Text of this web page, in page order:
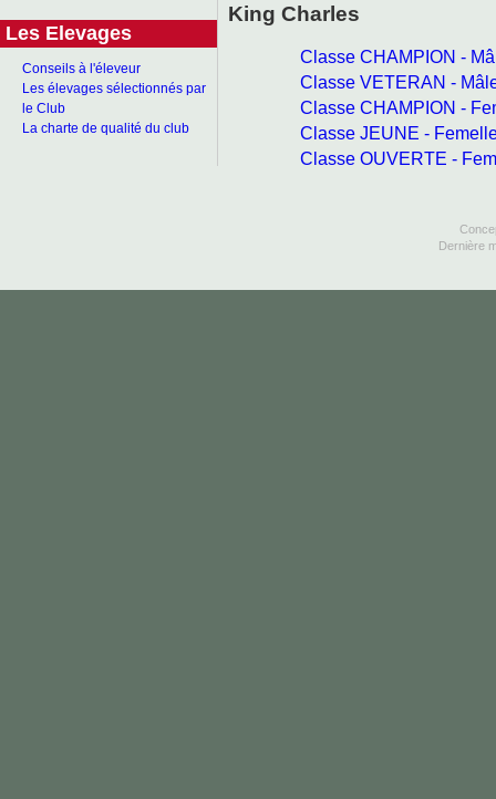
Les Elevages
Conseils à l'éleveur
Les élevages sélectionnés par
le Club
La charte de qualité du club
King Charles
Classe CHAMPION -
Classe VETERAN -
Classe CHAMPION -
Classe JEUNE -
Classe OUVERTE -
Dernière